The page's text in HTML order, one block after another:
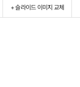
+ 슬라이드 이미지 교체